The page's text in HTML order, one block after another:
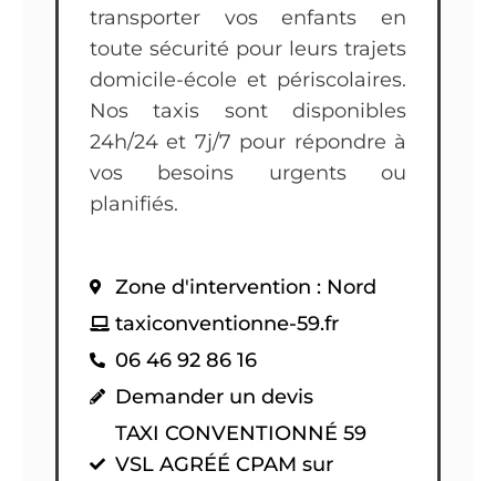
transporter vos enfants en
toute sécurité pour leurs trajets
domicile-école et périscolaires.
Nos taxis sont disponibles
24h/24 et 7j/7 pour répondre à
vos besoins urgents ou
planifiés.
Zone d'intervention : Nord
taxiconventionne-59.fr
06 46 92 86 16
Demander un devis
TAXI CONVENTIONNÉ 59
VSL AGRÉÉ CPAM sur